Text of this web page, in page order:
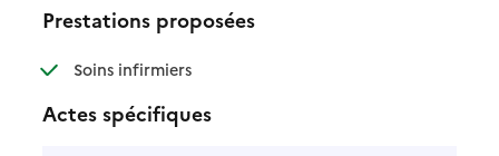
Prestations proposées
Soins infirmiers: disponible
: non disponible
Actes spécifiques